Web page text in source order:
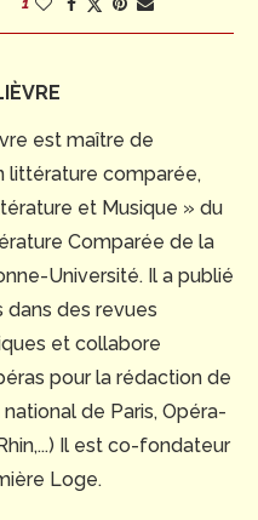
est maître de
littérature comparée,
et Musique » du
Comparée de la
Université. Il a publié
dans des revues
et collabore
pour la rédaction de
de Paris, Opéra-
Il est co-fondateur
Loge.